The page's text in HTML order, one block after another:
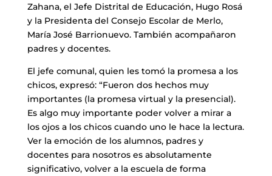
Zahana, el Jefe Distrital de Educación, Hugo Rosá
y la Presidenta del Consejo Escolar de Merlo,
María José Barrionuevo. También acompañaron
padres y docentes.
El jefe comunal, quien les tomó la promesa a los
chicos, expresó: “Fueron dos hechos muy
importantes (la promesa virtual y la presencial).
Es algo muy importante poder volver a mirar a
los ojos a los chicos cuando uno le hace la lectura.
Ver la emoción de los alumnos, padres y
docentes para nosotros es absolutamente
significativo, volver a la escuela de forma